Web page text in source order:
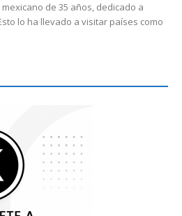
de 35 años, dedicado a
lo ha llevado a visitar países como